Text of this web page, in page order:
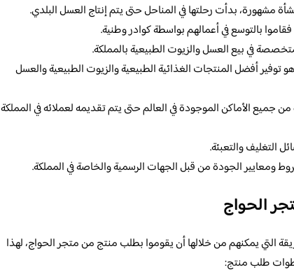
مشهورة، بدأت رحلتها في المناحل حتى يتم إنتاج العسل البلدي.
بالتوسع في أعمالهم بواسطة كوادر وطنية.
في بيع العسل والزيوت الطبيعية بالمملكة.
توفير أفضل المنتجات الغذائية الطبيعية والزيوت الطبيعية والعسل
جميع الأماكن الموجودة في العالم حتى يتم تقديمه لعملائه في المملكة
التغليف والتعبئة.
ومعايير الجودة من قبل الجهات الرسمية والخاصة في المملكة.
الحواج
التي يمكنهم من خلالها أن يقوموا بطلب منتج من متجر الحواج، لهذا
طلب منتج: